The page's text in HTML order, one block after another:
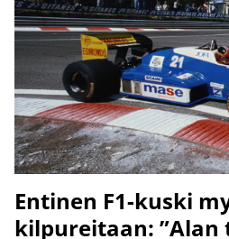
Entinen F1-kuski
kilpureitaan: ”Alan